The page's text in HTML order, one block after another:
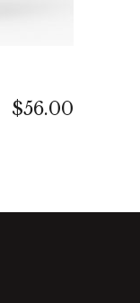
$56.00